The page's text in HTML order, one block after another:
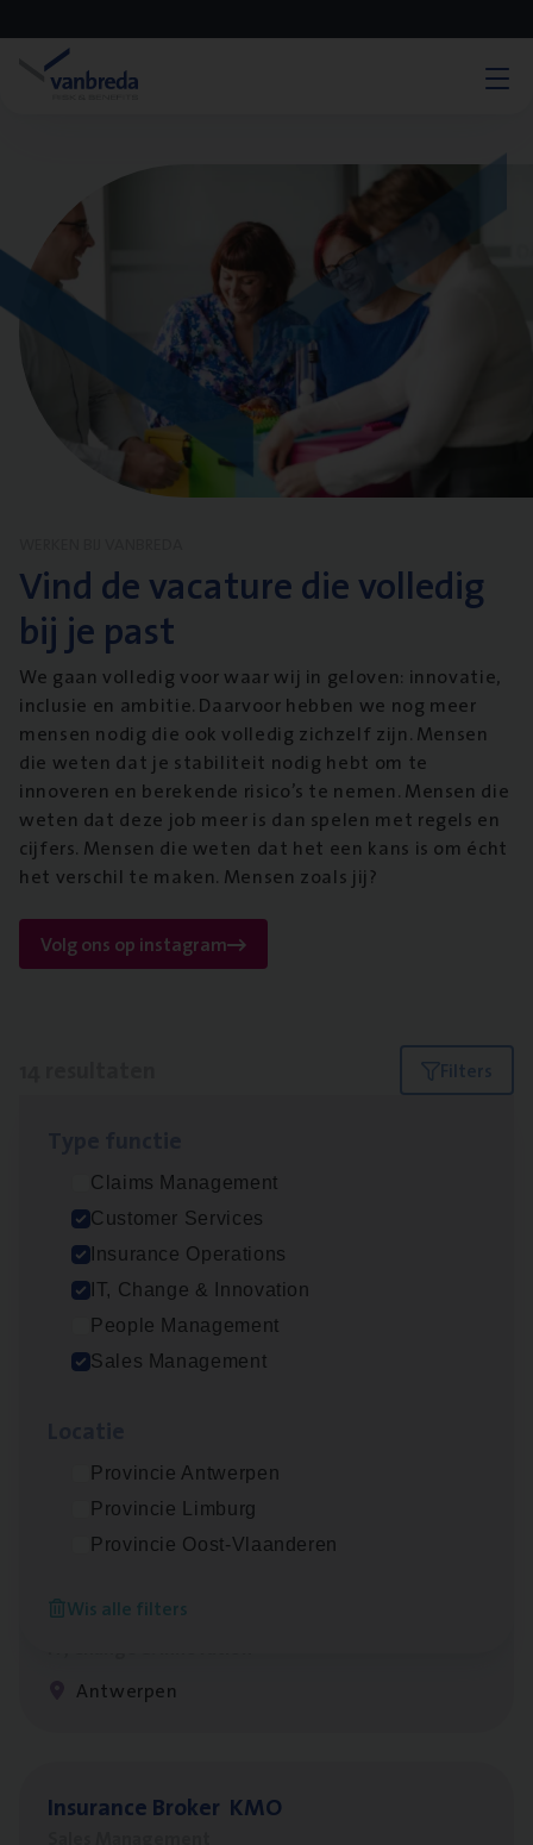
Vind de vacature die volledig
bij je past
We gaan volledig voor waar wij in geloven: innovatie,
inclusie en ambitie. Daarvoor hebben we nog meer
mensen nodig die ook volledig zichzelf zijn. Mensen
die weten dat je stabiliteit nodig hebt om te
innoveren en berekende risico’s te nemen. Mensen die
weten dat deze job meer is dan spelen met regels en
cijfers. Mensen die weten dat het een kans is om écht
het verschil te maken. Mensen zoals jij?
Volg ons op instagram
Filters
Claims Management
Customer Services
Insurance Operations
IT, Change & Innovation
People Management
Sales Management
Provincie Antwerpen
Provincie Limburg
Provincie Oost-Vlaanderen
Wis alle filters
Dos­sier­be­heer­der ver­ze­ke­rin­gen — Soci­al
Pro­fit en Public
Insurance Operations
Antwerpen
Beveren
Test Ana­lyst
Antwerpen
Insu­ran­ce Bro­ker KMO